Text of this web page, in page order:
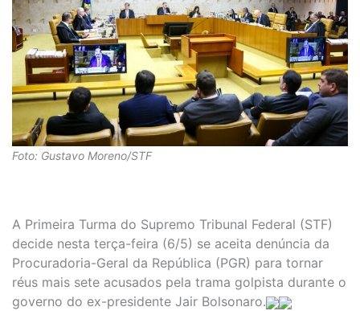
Foto: Gustavo Moreno/STF
A Primeira Turma do Supremo Tribunal Federal (STF)
decide nesta terça-feira (6/5) se aceita denúncia da
Procuradoria-Geral da República (PGR) para tornar
réus mais sete acusados pela trama golpista durante o
governo do ex-presidente Jair Bolsonaro.